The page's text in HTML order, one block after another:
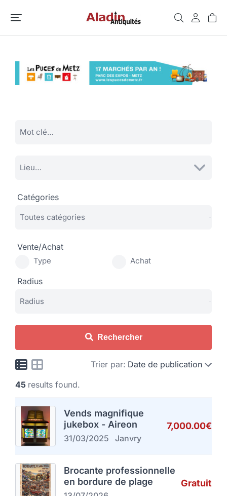
Catégories
Vente/Achat
Type Achat
Radius
Rechercher
Trier par: Date de publication
45 results found.
Vends magnifique
jukebox - Aireon
31/03/2025 Janvry
7,000.00€
Brocante professionnelle
en bordure de plage
Gratuit